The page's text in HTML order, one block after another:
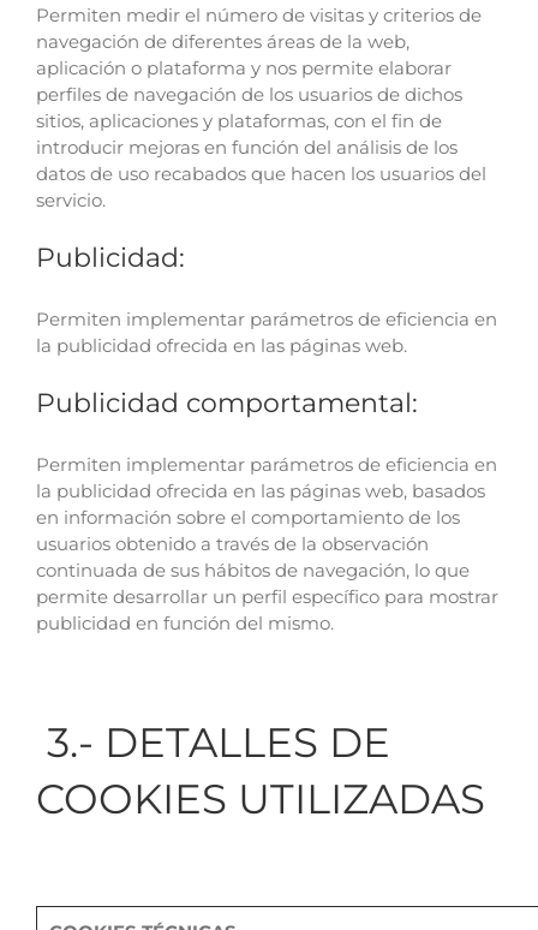
Permiten medir el número de visitas y criterios de
navegación de diferentes áreas de la web,
aplicación o plataforma y nos permite elaborar
perfiles de navegación de los usuarios de dichos
sitios, aplicaciones y plataformas, con el fin de
introducir mejoras en función del análisis de los
datos de uso recabados que hacen los usuarios del
servicio.
Publicidad:
Permiten implementar parámetros de eficiencia en
la publicidad ofrecida en las páginas web.
Publicidad comportamental:
Permiten implementar parámetros de eficiencia en
la publicidad ofrecida en las páginas web, basados
en información sobre el comportamiento de los
usuarios obtenido a través de la observación
continuada de sus hábitos de navegación, lo que
permite desarrollar un perfil específico para mostrar
publicidad en función del mismo.
3.- DETALLES DE
COOKIES UTILIZADAS